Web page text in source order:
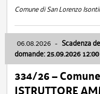
Comune di San Lorenzo
06.08.2026 - Scadenza
domande: 25.09.2026 12:00
334/26 –
ISTRUTTORE